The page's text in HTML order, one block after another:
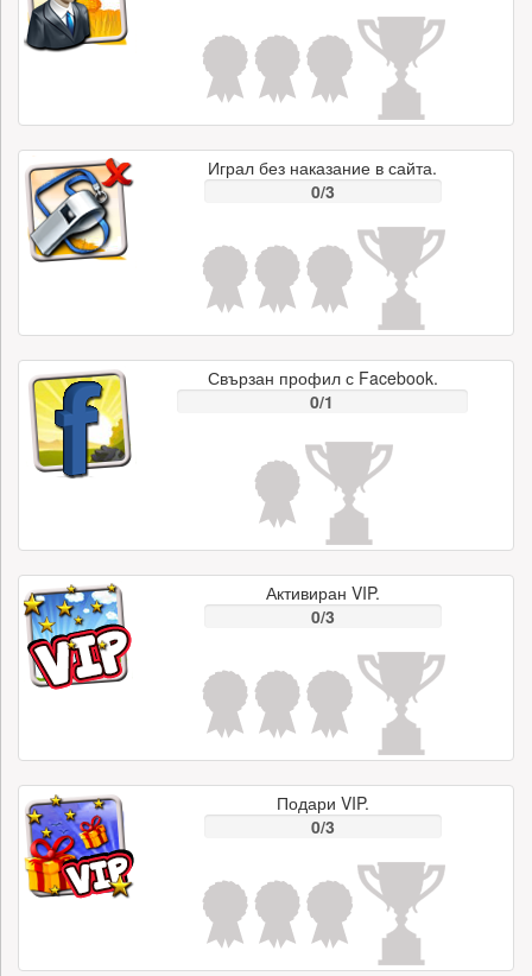
Играл без наказание в сайта.
0/3
Свързан профил с Facebook.
0/1
Активиран VIP.
0/3
Подари VIP.
0/3